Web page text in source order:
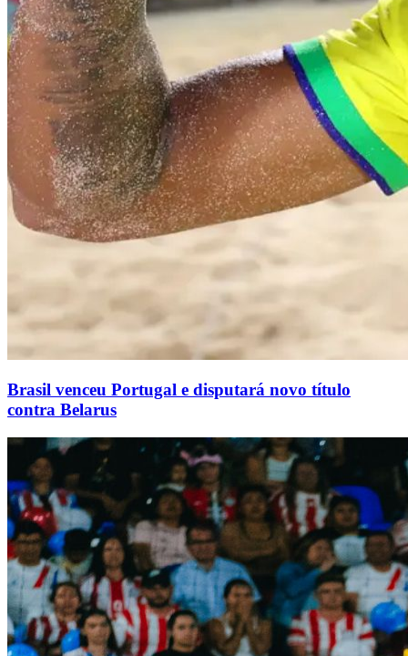
Brasil venceu Portugal e disputará novo título
contra Belarus